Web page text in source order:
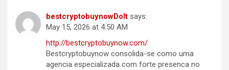
bestcryptobuynowDoIt says:
May 15, 2026 at 4:50 AM
http://bestcryptobuynow.com/
Bestcryptobuynow consolida-se como uma
agencia especializada com forte presenca no